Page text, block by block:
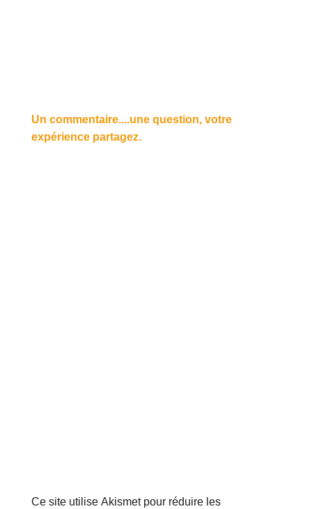
Un commentaire....une question, votre
expérience partagez.
Ce site utilise Akismet pour réduire les